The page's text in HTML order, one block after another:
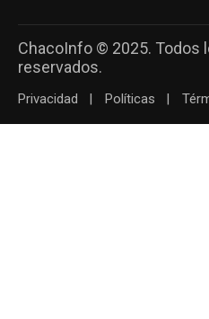
ChacoInfo © 2025. Todos
reservados.
Privacidad Políticas